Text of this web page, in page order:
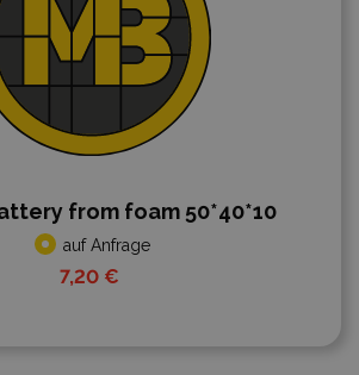
from foam 50*40*10
auf Anfrage
7,20 €